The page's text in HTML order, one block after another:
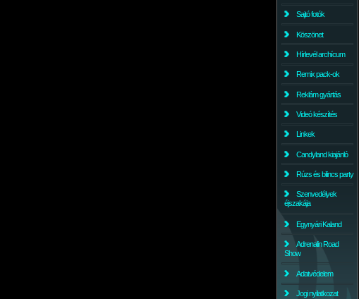
Sajtó fotók
Köszönet
Hírlevél archícum
Remix pack-ok
Reklám gyártás
Videó készítés
Linkek
Candyland kiajánló
Rúzs és bilincs party
Szenvedélyek
éjszakája
Egynyári Kaland
Adrenalin Road
Show
Adatvédelem
Jogi nyilatkozat